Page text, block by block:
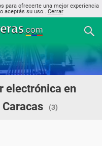
para ofrecerte una mejor experiencia
aceptás su uso.. Cerrar
electrónica en
(3)